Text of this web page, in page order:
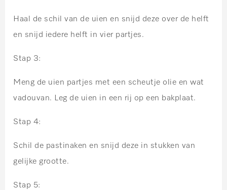
Haal de schil van de uien en snijd deze over de helft
en snijd iedere helft in vier partjes.
Stap 3:
Meng de uien partjes met een scheutje olie en wat
vadouvan. Leg de uien in een rij op een bakplaat.
Stap 4:
Schil de pastinaken en snijd deze in stukken van
gelijke grootte.
Stap 5: